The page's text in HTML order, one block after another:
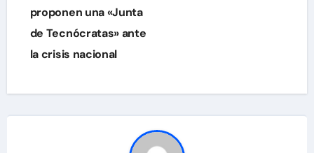
proponen una «Junta
de Tecnócratas» ante
la crisis nacional